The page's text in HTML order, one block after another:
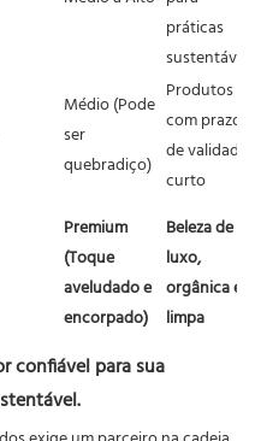
práticas
Médio (Pode
ser
quebradiço)
Produtos
com prazo
de validade
curto
Premium
(Toque
aveludado e
encorpado)
Beleza de
luxo,
orgânica e
limpa
confiável para sua